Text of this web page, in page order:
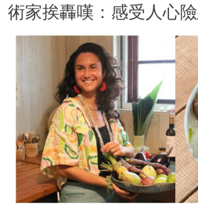
術家挨轟嘆：感受人心